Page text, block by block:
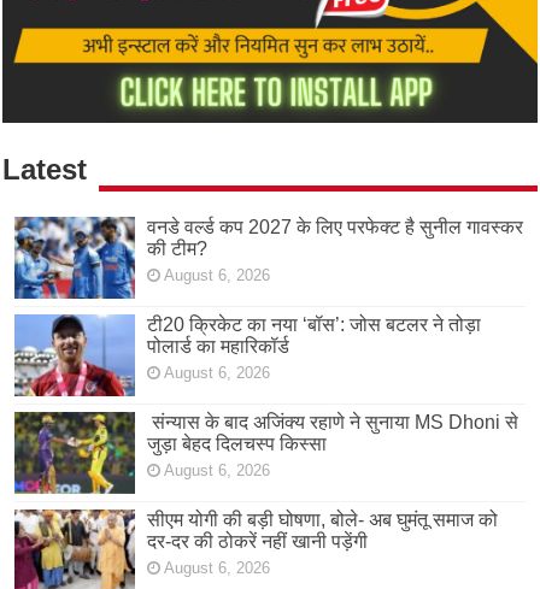
Latest
वनडे वर्ल्ड कप 2027 के लिए परफेक्ट है सुनील गावस्कर
की टीम?
August 6, 2026
टी20 क्रिकेट का नया ‘बॉस’: जोस बटलर ने तोड़ा
पोलार्ड का महारिकॉर्ड
August 6, 2026
संन्यास के बाद अजिंक्‍य रहाणे ने सुनाया MS Dhoni से
जुड़ा बेहद दिलचस्प किस्सा
August 6, 2026
सीएम योगी की बड़ी घोषणा, बोले- अब घुमंतू समाज को
दर-दर की ठोकरें नहीं खानी पड़ेंगी
August 6, 2026